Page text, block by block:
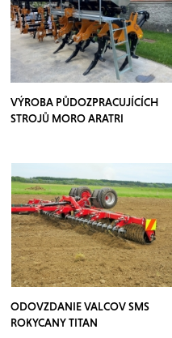
VÝROBA PŮDOZPRACUJÍCÍCH
STROJŮ MORO ARATRI
ODOVZDANIE VALCOV SMS
ROKYCANY TITAN